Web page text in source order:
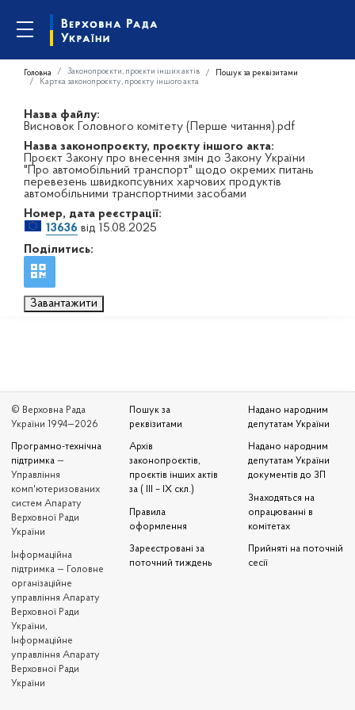
Головна Законопроєкти, проєкти інших актів
Пошук за реквізитами
Картка законопроєкту, проєкту іншого акта
Назва файлу:
Висновок Головного комітету (Перше читання).pdf
Назва законопроєкту, проєкту іншого акта:
Проєкт Закону про внесення змін до Закону України
"Про автомобільний транспорт" щодо окремих питань
перевезень швидкопсувних харчових продуктів
автомобільними транспортними засобами
Номер, дата реєстрації:
13636 від 15.08.2025
Поділитись:
Завантажити
© Верховна Рада
України 1994—2026
Програмно-технічна
підтримка —
Управління
комп'ютеризованих
систем Апарату
Верховної Ради
України
Iнформаційна
підтримка — Головне
організаційне
управління Апарату
Верховної Ради
України,
Інформаційне
управління Апарату
Верховної Ради
України
Пошук за
реквізитами
Архів
законопроєктів,
проєктів інших актів
за ( III – IX скл.)
Правила
оформлення
Зареєстровані за
поточний тиждень
Надано народним
депутатам України
Надано народним
депутатам України
документів до ЗП
Знаходяться на
опрацюванні в
комітетах
Прийняті на поточній
сесії